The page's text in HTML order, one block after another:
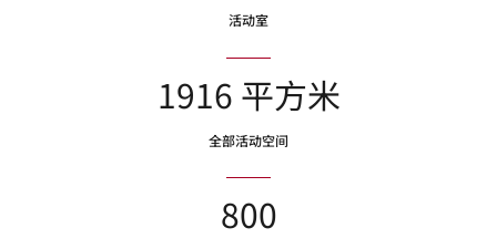
活动室
1916 平方米
全部活动空间
800